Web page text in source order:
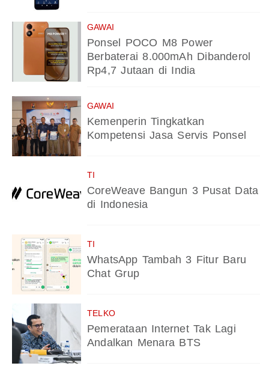
GAWAI
Ponsel POCO M8 Power
Berbaterai 8.000mAh Dibanderol
Rp4,7 Jutaan di India
GAWAI
Kemenperin Tingkatkan
Kompetensi Jasa Servis Ponsel
TI
CoreWeave Bangun 3 Pusat Data
di Indonesia
TI
WhatsApp Tambah 3 Fitur Baru
Chat Grup
TELKO
Pemerataan Internet Tak Lagi
Andalkan Menara BTS